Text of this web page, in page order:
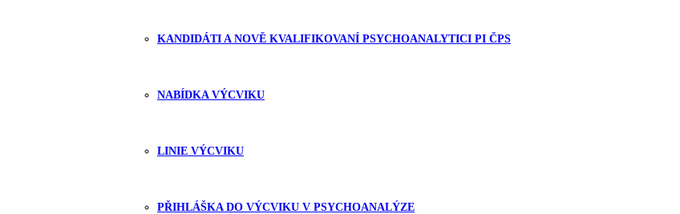
KANDIDÁTI A NOVĚ KVALIFIKOVANÍ PSYCHOANALYTICI PI ČPS
NABÍDKA VÝCVIKU
LINIE VÝCVIKU
PŘIHLÁŠKA DO VÝCVIKU V PSYCHOANALÝZE